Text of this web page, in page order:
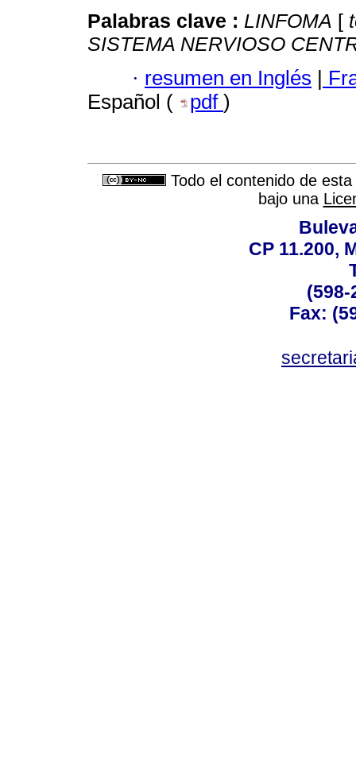
Palabras clave : LINFOMA [
SISTEMA NERVIOSO
· resumen en Inglés |
Español (
pdf )
Todo el contenido de
bajo una
CP 11.200,
(598-
Fax: